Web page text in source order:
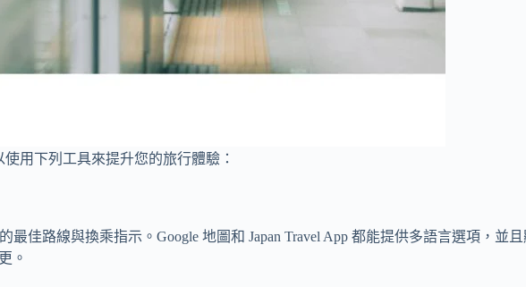
用下列工具來提升您的旅行體驗：
最佳路線與換乘指示。Google 地圖和 Japan Travel App 都能提供多語言選項，並
。